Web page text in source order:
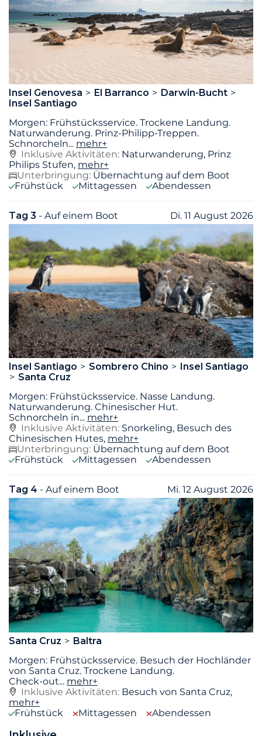
Insel Genovesa El Barranco
Darwin-Bucht
Insel Santiago
Morgen: Frühstücksservice. Trockene Landung.
Naturwanderung. Prinz-Philipp-Treppen.
Schnorcheln... mehr+
Inklusive Aktivitäten: Naturwanderung, Prinz
Philips Stufen, mehr+
Unterbringung: Übernachtung auf dem Boot
Frühstück
Mittagessen Abendessen
Tag 3 - Auf einem Boot Di. 11 August 2026
Insel Santiago Sombrero Chino
Insel Santiago
Santa Cruz
Morgen: Frühstücksservice. Nasse Landung.
Naturwanderung. Chinesischer Hut.
Schnorcheln in... mehr+
Inklusive Aktivitäten: Snorkeling, Besuch des
Chinesischen Hutes, mehr+
Unterbringung: Übernachtung auf dem Boot
Frühstück
Mittagessen Abendessen
Tag 4 - Auf einem Boot Mi. 12 August 2026
Santa Cruz
Baltra
Morgen: Frühstücksservice. Besuch der Hochländer
von Santa Cruz. Trockene Landung.
Check-out... mehr+
Inklusive Aktivitäten: Besuch von Santa Cruz,
mehr+
Frühstück
Mittagessen Abendessen